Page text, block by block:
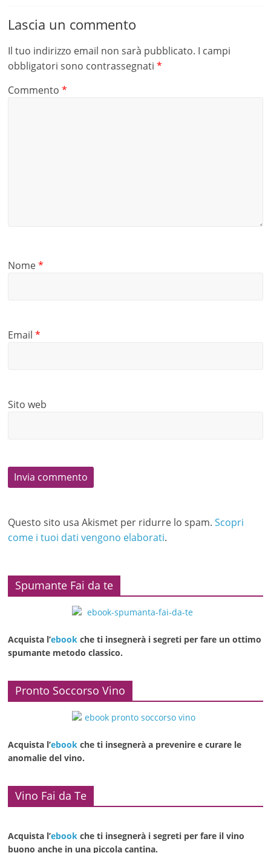
Lascia un commento
Il tuo indirizzo email non sarà pubblicato. I campi
obbligatori sono contrassegnati*
Commento*
Nome*
Email*
Sito web
Questo sito usa Akismet per ridurre lo spam.Scopri
come i tuoi dati vengono elaborati.
Spumante Fai da te
Acquista l’ebook che ti insegnerà i segreti per fare un ottimo
spumante metodo classico.
Pronto Soccorso Vino
Acquista l’ebook che ti insegnerà a prevenire e curare le
anomalie del vino.
Vino Fai da Te
Acquista l’ebook che ti insegnerà i segreti per fare il vino
buono anche in una piccola cantina.